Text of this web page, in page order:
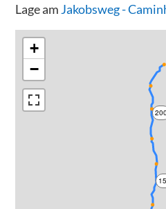
Lage am Jakobsweg -
200
+
−